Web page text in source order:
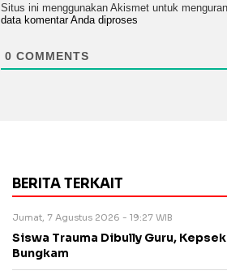
Situs ini menggunakan Akismet untuk
data komentar Anda diproses
0 COMMENTS
BERITA TERKAIT
Jumat, 7 Agustus 2026 - 19:27 WIB
Siswa Trauma Dibully Guru,
Bungkam